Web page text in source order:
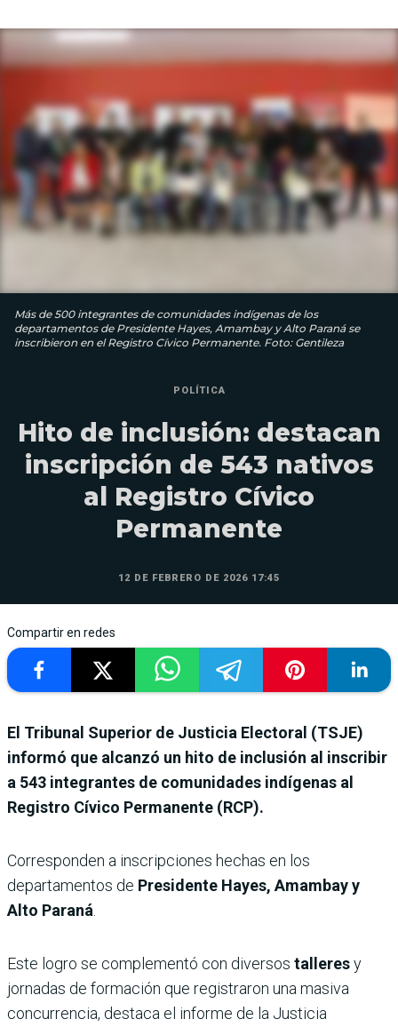
Más de 500 integrantes de comunidades indígenas de los
departamentos de Presidente Hayes, Amambay y Alto Paraná se
inscribieron en el Registro Cívico Permanente. Foto: Gentileza
POLÍTICA
Hito de inclusión: destacan
inscripción de 543 nativos
al Registro Cívico
Permanente
12 DE FEBRERO DE 2026 17:45
Compartir en redes
El Tribunal Superior de Justicia Electoral (TSJE)
informó que alcanzó un hito de inclusión al inscribir
a 543 integrantes de comunidades indígenas al
Registro Cívico Permanente (RCP).
Corresponden a inscripciones hechas en los
departamentos de Presidente Hayes, Amambay y
Alto Paraná
Este logro se complementó con diversos talleresy
jornadas de formación que registraron una masiva
concurrencia, destaca el informe de la Justicia